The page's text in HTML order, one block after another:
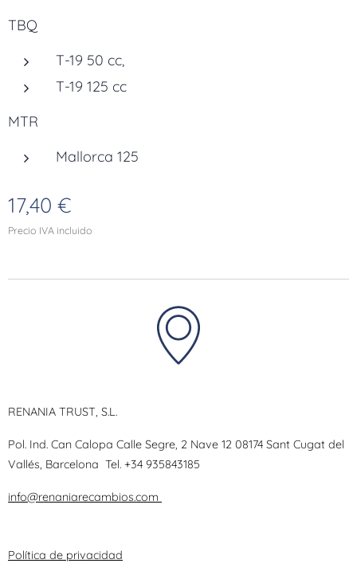
TBQ
T-19 50 cc,
T-19 125 cc
MTR
Mallorca 125
17,40 €
Precio IVA incluido
RENANIA TRUST, S.L.
Pol. Ind. Can Calopa Calle Segre, 2 Nave 12 08174 Sant Cugat del
Vallés, Barcelona Tel. +34 935843185
info@renaniarecambios.com
Política de privacidad